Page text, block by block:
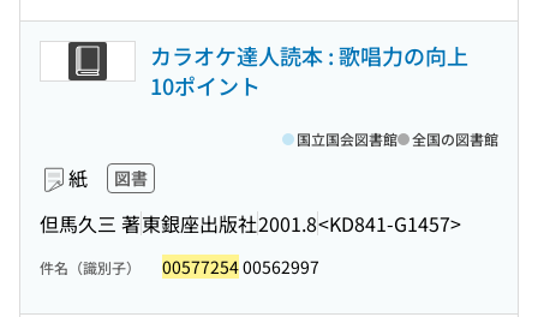
カラオケ達人読本 : 歌唱力の向上
10ポイント
紙 図書
但馬久三 著東銀座出版社2001.8<KD841-G1457>
国立国会図書館 全国の図書館
件名（識別子） 0057725400562997